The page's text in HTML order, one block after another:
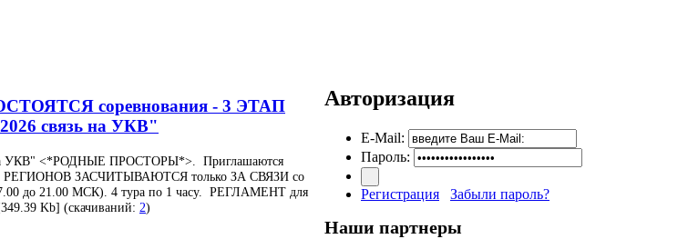
соревнования - 3 ЭТАП
связь на УКВ"
УКВ" <*РОДНЫЕ ПРОСТОРЫ*>. Приглашаются
ЗАСЧИТЫВАЮТСЯ только ЗА СВЯЗИ со
до 21.00 МСК). 4 тура по 1 часу. РЕГЛАМЕНТ для
Kb] (cкачиваний: 2)
Авторизация
E-Mail:
Пароль:
Регистрация Забыли пароль?
Наши партнеры